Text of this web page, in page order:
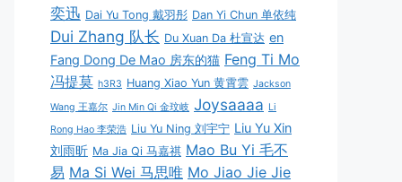
奕迅 Dai Yu Tong 戴羽彤 Dan Yi Chun 单依纯
Dui Zhang 队长 Du Xuan Da 杜宣达 en
Fang Dong De Mao 房东的猫 Feng Ti Mo
冯提莫 h3R3 Huang Xiao Yun 黄霄雲 Jackson
Wang 王嘉尔 Jin Min Qi 金玟岐 Joysaaaa Li
Rong Hao 李荣浩 Liu Yu Ning 刘宇宁 Liu Yu Xin
刘雨昕 Ma Jia Qi 马嘉祺 Mao Bu Yi 毛不
易 Ma Si Wei 马思唯 Mo Jiao Jie Jie